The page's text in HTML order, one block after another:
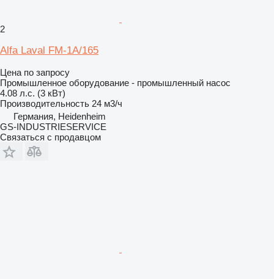
2
Alfa Laval FM-1A/165
Цена по запросу
Промышленное оборудование - промышленный насос
4.08 л.с. (3 кВт)
Производительность 24 м3/ч
Германия, Heidenheim
GS-INDUSTRIESERVICE
Связаться с продавцом